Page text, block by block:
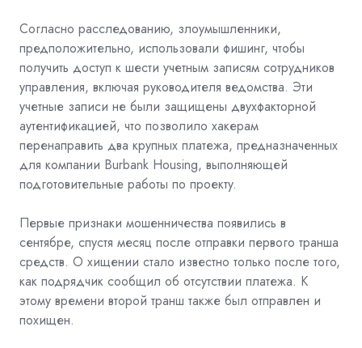
Согласно расследованию, злоумышленники,
предположительно, использовали фишинг, чтобы
получить доступ к шести учетным записям сотрудников
управления, включая руководителя ведомства. Эти
учетные записи не были защищены двухфакторной
аутентификацией, что позволило хакерам
перенаправить два крупных платежа, предназначенных
для компании Burbank Housing, выполняющей
подготовительные работы по проекту.
Первые признаки мошенничества появились в
сентябре, спустя месяц после отправки первого транша
средств. О хищении стало известно только после того,
как подрядчик сообщил об отсутствии платежа. К
этому времени второй транш также был отправлен и
похищен.